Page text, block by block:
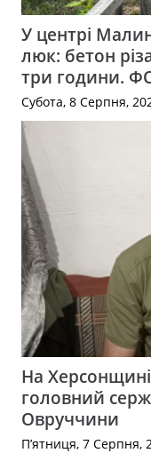
У центрі
люк: бетон
три години.
Субота, 8 Серпня,
На
головний
Овруччини
П’ятниця, 7 Серпня,